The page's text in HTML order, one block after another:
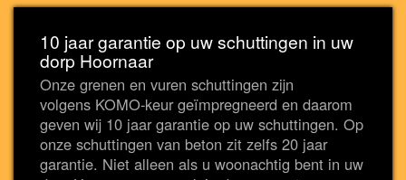
10 jaar garantie op uw schuttingen in uw
dorp Hoornaar
Onze grenen en vuren schuttingen zijn
volgens KOMO-keur geïmpregneerd en daarom
geven wij 10 jaar garantie op uw schuttingen. Op
onze schuttingen van beton zit zelfs 20 jaar
garantie. Niet alleen als u woonachtig bent in uw